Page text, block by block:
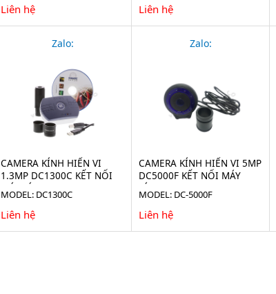
Liên hệ Liên hệ
Zalo:
CAMERA KÍNH HIỂN VI
1.3MP DC1300C KẾT NỐI
MÁY TÍNH
MODEL: DC1300C
Liên hệ
Zalo:
CAMERA KÍNH HIỂN VI 5MP
DC5000F KẾT NỐI MÁY
TÍNH
MODEL: DC-5000F
Liên hệ